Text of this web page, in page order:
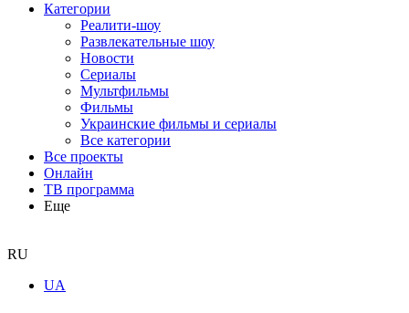
Категории
Реалити-шоу
Развлекательные шоу
Новости
Сериалы
Мультфильмы
Фильмы
Украинские фильмы и сериалы
Все категории
Все проекты
Онлайн
ТВ программа
Еще
RU
UA